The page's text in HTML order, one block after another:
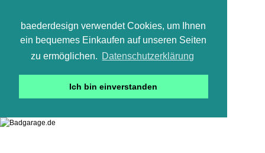
baederdesign verwendet Cookies, um Ihnen
ein bequemes Einkaufen auf unseren Seiten
zu ermöglichen. Datenschutzerklärung
Ich bin einverstanden